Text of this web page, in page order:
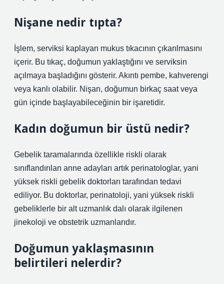
Nişane nedir tıpta?
İşlem, serviksi kaplayan mukus tıkacının çıkarılmasını
içerir. Bu tıkaç, doğumun yaklaştığını ve serviksin
açılmaya başladığını gösterir. Akıntı pembe, kahverengi
veya kanlı olabilir. Nişan, doğumun birkaç saat veya
gün içinde başlayabileceğinin bir işaretidir.
Kadın doğumun bir üstü nedir?
Gebelik taramalarında özellikle riskli olarak
sınıflandırılan anne adayları artık perinatologlar, yani
yüksek riskli gebelik doktorları tarafından tedavi
ediliyor. Bu doktorlar, perinatoloji, yani yüksek riskli
gebeliklerle bir alt uzmanlık dalı olarak ilgilenen
jinekoloji ve obstetrik uzmanlarıdır.
Doğumun yaklaşmasının
belirtileri nelerdir?